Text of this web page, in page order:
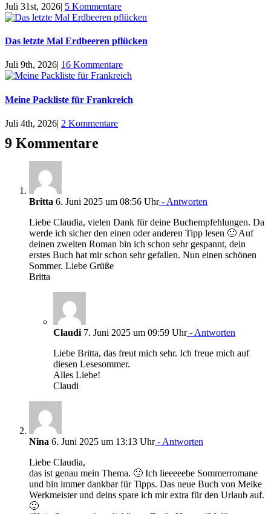
Juli 31st, 2026| 5 Kommentare
Das letzte Mal Erdbeeren pflücken
Juli 9th, 2026| 16 Kommentare
Meine Packliste für Frankreich
Juli 4th, 2026| 2 Kommentare
9 Kommentare
Britta 6. Juni 2025 um 08:56 Uhr- Antworten
Liebe Claudia, vielen Dank für deine Buchempfehlungen. Da
werde ich sicher den einen oder anderen Tipp lesen 🙂 Auf
deinen zweiten Roman bin ich schon sehr gespannt, dein
erstes Buch hat mir schon sehr gefallen. Nun einen schönen
Sommer. Liebe Grüße
Britta
Claudi 7. Juni 2025 um 09:59 Uhr- Antworten
Liebe Britta, das freut mich sehr. Ich freue mich auf
diesen Lesesommer.
Alles Liebe!
Claudi
Nina 6. Juni 2025 um 13:13 Uhr- Antworten
Liebe Claudia,
das ist genau mein Thema. 🙂 Ich lieeeeebe Sommerromane
und bin immer dankbar für Tipps. Das neue Buch von Meike
Werkmeister und deins spare ich mir extra für den Urlaub auf.
🙂